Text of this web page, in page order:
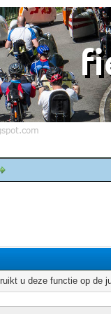
u deze functie op de